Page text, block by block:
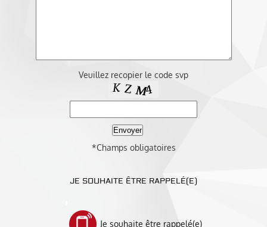
Veuillez recopier le code svp
*Champs obligatoires
JE SOUHAITE ÊTRE RAPPELÉ(E)
Je souhaite être rappelé(e)